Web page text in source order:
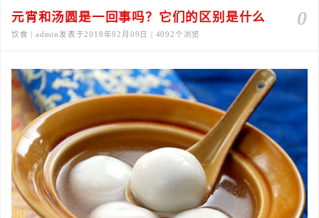
0
元宵和汤圆是一回事吗？它们的区别是什么
饮食 | admin发表于2018年02月09日 | 4092个浏览